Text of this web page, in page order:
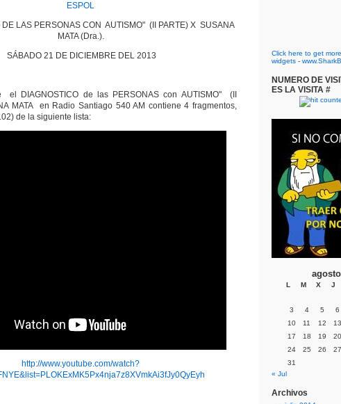
ESPOL
DE LAS PERSONAS CON AUTISMO" (II PARTE) X SUSANA
MATA (Dra.).
SÁBADO 21 DE DICIEMBRE DEL 2013
el DIAGNOSTICO de las PERSONAS con AUTISMO" (II
MATA en Radio Santiago 540 AM contiene 4 fragmentos,
de la siguiente lista:
http://www.youtube.com/watch?
Click here to get
widgets -
NUMERO DE
ES LA VISITA #
L M X J
3
4 5 6
10
11 12 13
17
18 19 20
24
25 26 27
31
« Jul
Archivos